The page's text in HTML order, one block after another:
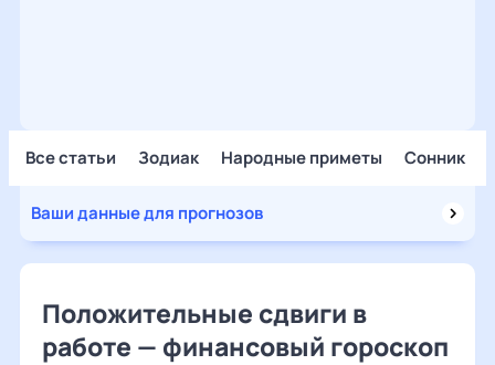
Все статьи Зодиак Народные приметы Сонник
Ваши данные для прогнозов
Положительные сдвиги в
работе — финансовый гороскоп